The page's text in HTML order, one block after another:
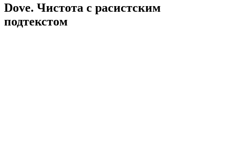
Dove. Чистота с расистским
подтекстом